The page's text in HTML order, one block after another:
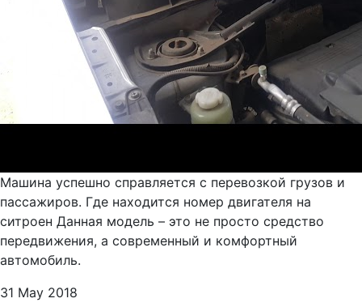
Машина успешно справляется с перевозкой грузов и
пассажиров. Где находится номер двигателя на
ситроен Данная модель – это не просто средство
передвижения, а современный и комфортный
автомобиль.
31 May 2018